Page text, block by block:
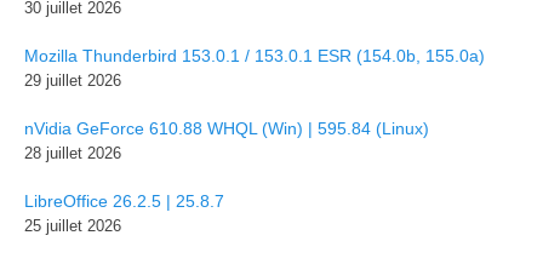
30 juillet 2026
Mozilla Thunderbird 153.0.1 / 153.0.1 ESR (154.0b, 155.0a)
29 juillet 2026
nVidia GeForce 610.88 WHQL (Win) | 595.84 (Linux)
28 juillet 2026
LibreOffice 26.2.5 | 25.8.7
25 juillet 2026